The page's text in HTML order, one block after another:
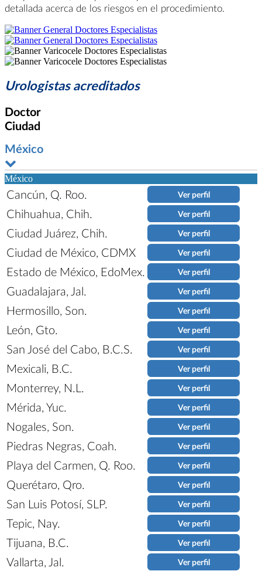
detallada acerca de los riesgos en el procedimiento.
Urologistas acreditados
Doctor
Ciudad
México
México
Cancún, Q. Roo. Ver perfil
Chihuahua, Chih. Ver perfil
Ciudad Juárez, Chih. Ver perfil
Ciudad de México, CDMX Ver perfil
Estado de México, EdoMex. Ver perfil
Guadalajara, Jal. Ver perfil
Hermosillo, Son. Ver perfil
León, Gto. Ver perfil
San José del Cabo, B.C.S. Ver perfil
Mexicali, B.C. Ver perfil
Monterrey, N.L. Ver perfil
Mérida, Yuc. Ver perfil
Nogales, Son. Ver perfil
Piedras Negras, Coah. Ver perfil
Playa del Carmen, Q. Roo. Ver perfil
Querétaro, Qro. Ver perfil
San Luis Potosí, SLP. Ver perfil
Tepic, Nay. Ver perfil
Tijuana, B.C. Ver perfil
Vallarta, Jal. Ver perfil